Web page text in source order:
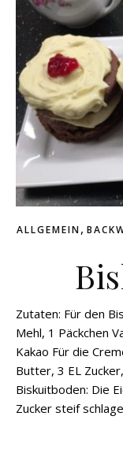
ALLGEMEIN,
Zutaten: Für den
Mehl, 1 Päckchen
Kakao Für die
Butter, 3 EL
Biskuitboden: Die
Zucker steif